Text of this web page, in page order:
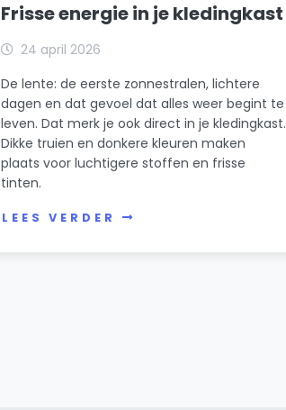
Frisse energie in je kledingkast
24 april 2026
De lente: de eerste zonnestralen, lichtere
dagen en dat gevoel dat alles weer begint te
leven. Dat merk je ook direct in je kledingkast.
Dikke truien en donkere kleuren maken
plaats voor luchtigere stoffen en frisse
tinten.
LEES VERDER